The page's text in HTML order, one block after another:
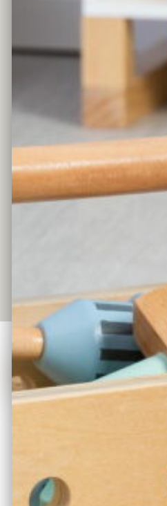
WERKZEUGKISTE
Farbe
weiß/blau/mint
Material
Hier
ÜBER DAS PRODUKT